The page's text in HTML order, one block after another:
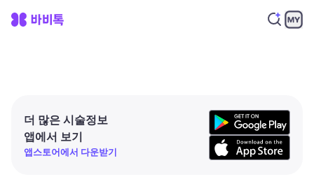
더 많은 시술정보
앱에서 보기
앱스토어에서 다운받기